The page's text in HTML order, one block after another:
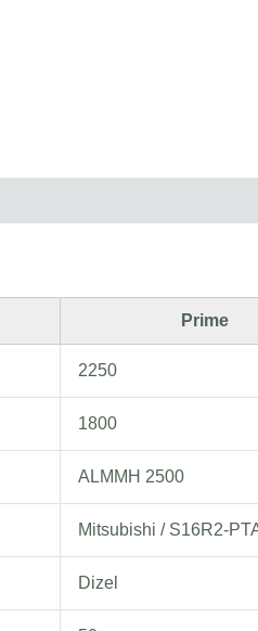
Prime
2250
1800
ALMMH 2500
Mitsubishi / S16R2-
Dizel